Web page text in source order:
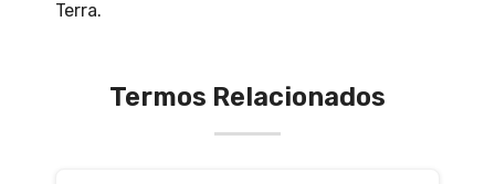
Terra.
Termos Relacionados